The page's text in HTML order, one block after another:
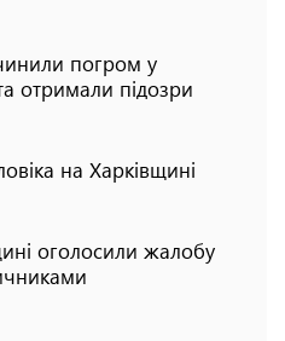
погром у
отримали підозри
на Харківщині
оголосили жалобу